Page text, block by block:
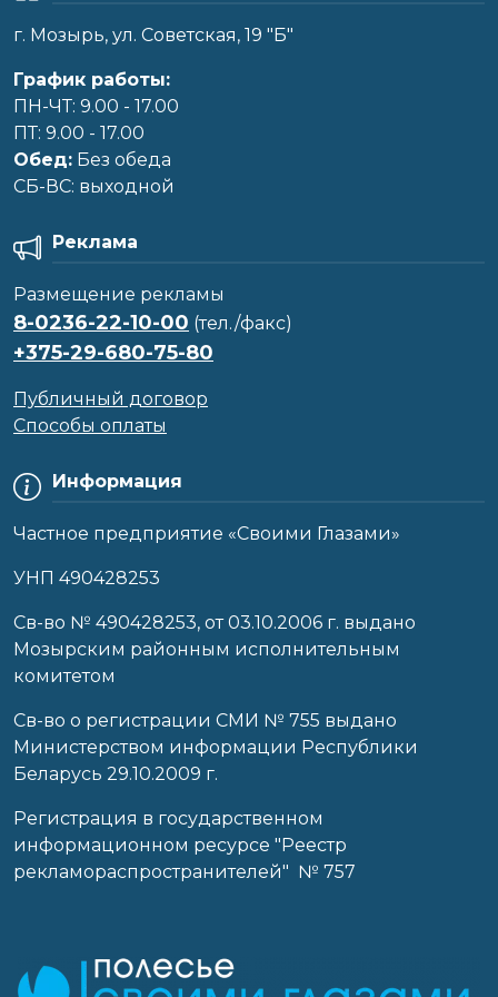
г. Мозырь, ул. Советская, 19 "Б"
График работы:
ПН-ЧТ: 9.00 - 17.00
ПТ: 9.00 - 17.00
Обед: Без обеда
CБ-ВС: выходной
Информация
Частное предприятие «Своими Глазами»
УНП 490428253
Cв-во № 490428253, от 03.10.2006 г. выдано
Мозырским районным исполнительным
комитетом
Св-во о регистрации СМИ № 755 выдано
Министерством информации Республики
Беларусь 29.10.2009 г.
Регистрация в государственном
информационном ресурсе "Реестр
рекламораспространителей" № 757
Реклама
Размещение рекламы
8-0236-22-10-00 (тел./факс)
+375-29-680-75-80
Публичный договор
Способы оплаты